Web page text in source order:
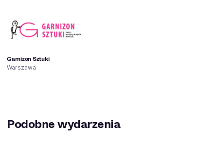
Garnizon Sztuki
Warszawa
Podobne wydarzenia